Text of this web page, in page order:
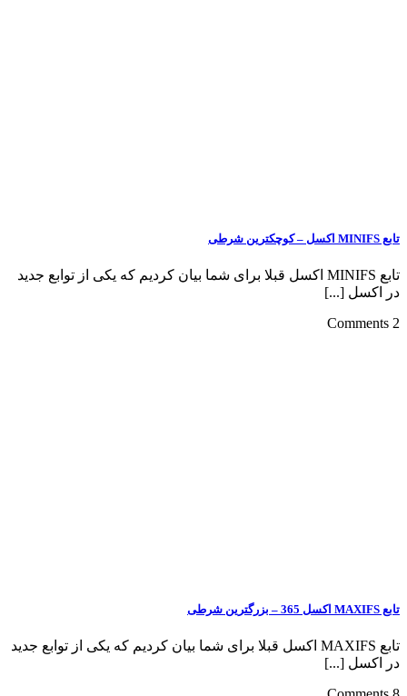
تابع MINIFS اکسل – کوچکترین شرطی
تابع MINIFS اکسل قبلا برای شما بیان کردیم که یکی از توابع جدید
در اکسل [...]
2 Comments
تابع MAXIFS اکسل 365 – بزرگترین شرطی
تابع MAXIFS اکسل قبلا برای شما بیان کردیم که یکی از توابع جدید
در اکسل [...]